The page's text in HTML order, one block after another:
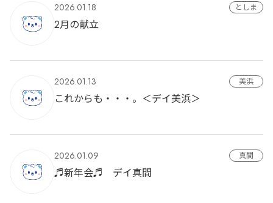
2026.01.18 としま
2月の献立
2026.01.13 美浜
これからも・・・。＜デイ美浜＞
2026.01.09 真間
♬新年会♬ デイ真間